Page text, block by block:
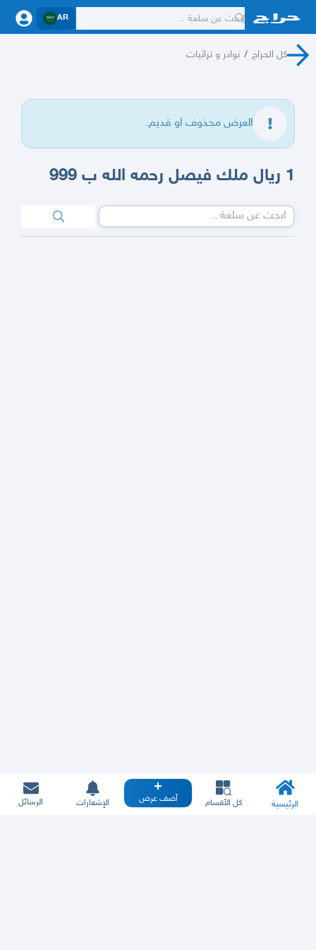
AR
كل الحراج / نوادر و تراثيات
العرض محذوف او قديم.
1 ريال ملك فيصل رحمه الله ب 999
الرئيسية كل الأقسام أضف عرض الإشعارات الرسائل